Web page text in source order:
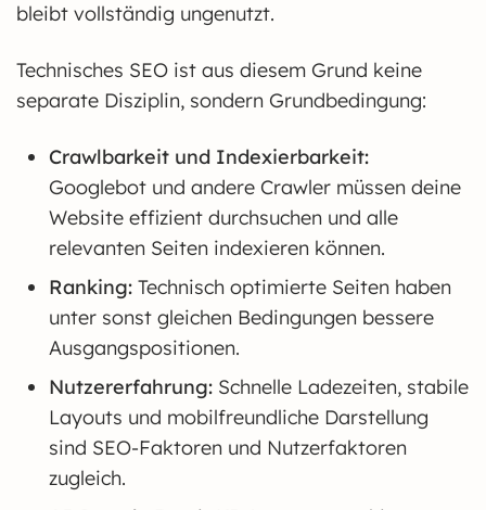
bleibt vollständig ungenutzt.
Technisches SEO ist aus diesem Grund keine
separate Disziplin, sondern Grundbedingung:
Crawlbarkeit und Indexierbarkeit:
Googlebot und andere Crawler müssen deine
Website effizient durchsuchen und alle
relevanten Seiten indexieren können.
Ranking: Technisch optimierte Seiten haben
unter sonst gleichen Bedingungen bessere
Ausgangspositionen.
Nutzererfahrung: Schnelle Ladezeiten, stabile
Layouts und mobilfreundliche Darstellung
sind SEO-Faktoren und Nutzerfaktoren
zugleich.